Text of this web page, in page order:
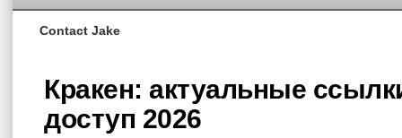
Contact Jake
Кракен: актуальные
доступ 2026